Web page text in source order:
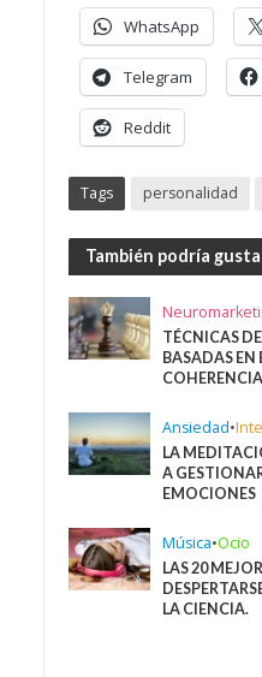
WhatsApp
Telegram
Reddit
Tags personalidad
También podría
TÉCNICAS
BASADAS EN
Ansiedad•
LA
A
EMOCIONES
Música•Ocio
LAS 20
LA CIENCIA.